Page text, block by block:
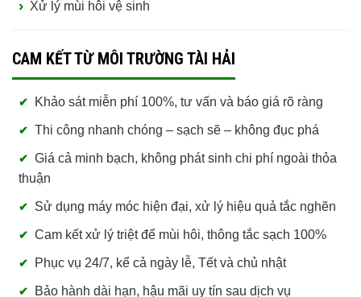
Xử lý mùi hôi vệ sinh
CAM KẾT TỪ MÔI TRƯỜNG TÀI HẢI
Khảo sát miễn phí 100%, tư vấn và báo giá rõ ràng
Thi công nhanh chóng – sạch sẽ – không đục phá
Giá cả minh bạch, không phát sinh chi phí ngoài thỏa
thuận
Sử dụng máy móc hiện đại, xử lý hiệu quả tắc nghẽn
Cam kết xử lý triệt để mùi hôi, thông tắc sạch 100%
Phục vụ 24/7, kể cả ngày lễ, Tết và chủ nhật
Bảo hành dài hạn, hậu mãi uy tín sau dịch vụ